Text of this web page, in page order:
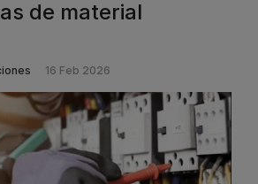
de material
16 Feb 2026